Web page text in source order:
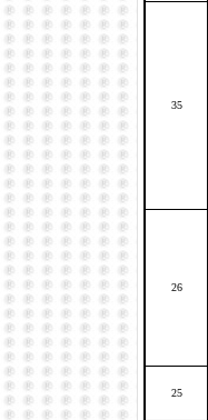
35
26
25